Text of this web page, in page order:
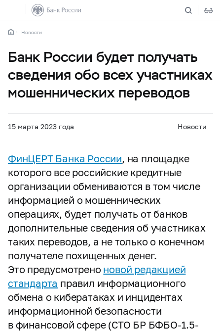
Новости
Банк России будет получать
сведения обо всех участниках
мошеннических переводов
15 марта 2023 года Новости
ФинЦЕРТ Банка России, на площадке
которого все российские кредитные
организации обмениваются в том числе
информацией о мошеннических
операциях, будет получать от банков
дополнительные сведения об участниках
таких переводов, а не только о конечном
получателе похищенных денег.
Это предусмотрено новой редакцией
стандарта правил информационного
обмена о кибератаках и инцидентах
информационной безопасности
в финансовой сфере (СТО БР БФБО-1.5-